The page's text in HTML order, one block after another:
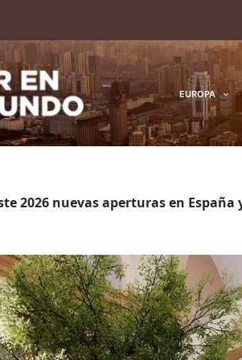
EUROPA
2026 nuevas aperturas en